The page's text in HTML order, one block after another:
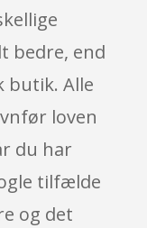
bedre, end
butik. Alle
loven
du har
tilfælde
og det